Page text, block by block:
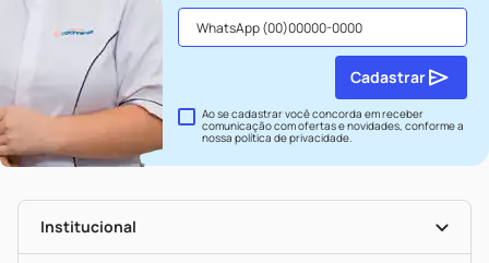
Ao se cadastrar você concorda em receber
comunicação com ofertas e novidades, conforme a
nossapolítica de privacidade.
Cadastrar
Institucional